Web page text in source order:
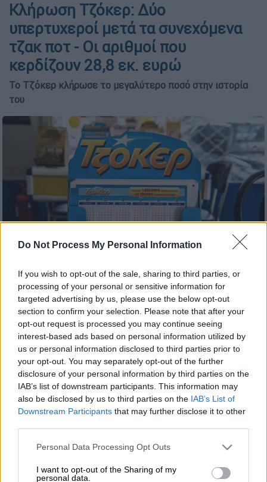
Do Not Process My Personal Information
If you wish to opt-out of the sale, sharing to third parties, or
processing of your personal or sensitive information for
targeted advertising by us, please use the below opt-out
section to confirm your selection. Please note that after your
opt-out request is processed you may continue seeing
interest-based ads based on personal information utilized by
us or personal information disclosed to third parties prior to
your opt-out. You may separately opt-out of the further
disclosure of your personal information by third parties on the
IAB’s list of downstream participants. This information may
also be disclosed by us to third parties on the IAB’s List of
Downstream Participants that may further disclose it to other
Please note that this website/app uses one or more Google
not limited to your visit or usage behaviour. You may click to
Personal Data Processing Opt Outs
I want to opt-out of the Sharing of my
personal data.
Κλήρωση Τζόκερ: Δύο
υπερτυχεροί μετά τα συνεχόμενα
τζακ ποτ - Οι αριθμοί που
κερδίζουν 28,8 εκ. ευρώ
Το Τζόκερ κλήρωσε το μεγαλύτερο ποσό στην ιστορία
του
(EUROKINISSI)
Προσθέστε το ΕΘΝΟΣ στη Google
Έπειτα από συνεχόμενα τζακ ποτ και το
μεγαλύτερο ποσό αυτό των28,5
εκατομμυρίων ευρώ, τοΤζόκερέχει
νικητές.
Στην κλήρωση της
Κυριακής
14.413.147,19 ευρώ που μαζεύτηκε μετά τα
αλλεπάληλα τζακ ποτ.